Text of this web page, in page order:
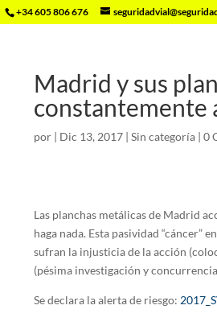
+34 605 806 676
Madrid y sus
constantemente
por | Dic 13, 2017| Sin categoría| 0
Las planchas metálicas de Madrid
haga nada. Esta pasividad “cáncer”
sufran la injusticia de la acción
(pésima investigación y
Se declara la alerta de riesgo: